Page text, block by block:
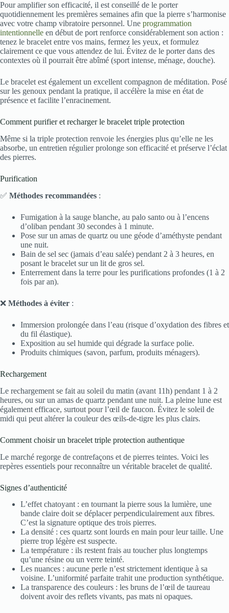
Pour amplifier son efficacité, il est conseillé de le porter
quotidiennement les premières semaines afin que la pierre s’harmonise
avec votre champ vibratoire personnel. Une programmation
intentionnelle en début de port renforce considérablement son action :
tenez le bracelet entre vos mains, fermez les yeux, et formulez
clairement ce que vous attendez de lui. Évitez de le porter dans des
contextes où il pourrait être abîmé (sport intense, ménage, douche).
Le bracelet est également un excellent compagnon de méditation. Posé
sur les genoux pendant la pratique, il accélère la mise en état de
présence et facilite l’enracinement.
Comment purifier et recharger le bracelet triple protection
Même si la triple protection renvoie les énergies plus qu’elle ne les
absorbe, un entretien régulier prolonge son efficacité et préserve l’éclat
des pierres.
Purification
✅ Méthodes recommandées :
Fumigation à la sauge blanche, au palo santo ou à l’encens
d’oliban pendant 30 secondes à 1 minute.
Pose sur un amas de quartz ou une géode d’améthyste pendant
une nuit.
Bain de sel sec (jamais d’eau salée) pendant 2 à 3 heures, en
posant le bracelet sur un lit de gros sel.
Enterrement dans la terre pour les purifications profondes (1 à 2
fois par an).
❌ Méthodes à éviter :
Immersion prolongée dans l’eau (risque d’oxydation des fibres et
du fil élastique).
Exposition au sel humide qui dégrade la surface polie.
Produits chimiques (savon, parfum, produits ménagers).
Rechargement
Le rechargement se fait au soleil du matin (avant 11h) pendant 1 à 2
heures, ou sur un amas de quartz pendant une nuit. La pleine lune est
également efficace, surtout pour l’œil de faucon. Évitez le soleil de
midi qui peut altérer la couleur des œils-de-tigre les plus clairs.
Comment choisir un bracelet triple protection authentique
Le marché regorge de contrefaçons et de pierres teintes. Voici les
repères essentiels pour reconnaître un véritable bracelet de qualité.
Signes d’authenticité
L’effet chatoyant : en tournant la pierre sous la lumière, une
bande claire doit se déplacer perpendiculairement aux fibres.
C’est la signature optique des trois pierres.
La densité : ces quartz sont lourds en main pour leur taille. Une
pierre trop légère est suspecte.
La température : ils restent frais au toucher plus longtemps
qu’une résine ou un verre teinté.
Les nuances : aucune perle n’est strictement identique à sa
voisine. L’uniformité parfaite trahit une production synthétique.
La transparence des couleurs : les bruns de l’œil de taureau
doivent avoir des reflets vivants, pas mats ni opaques.